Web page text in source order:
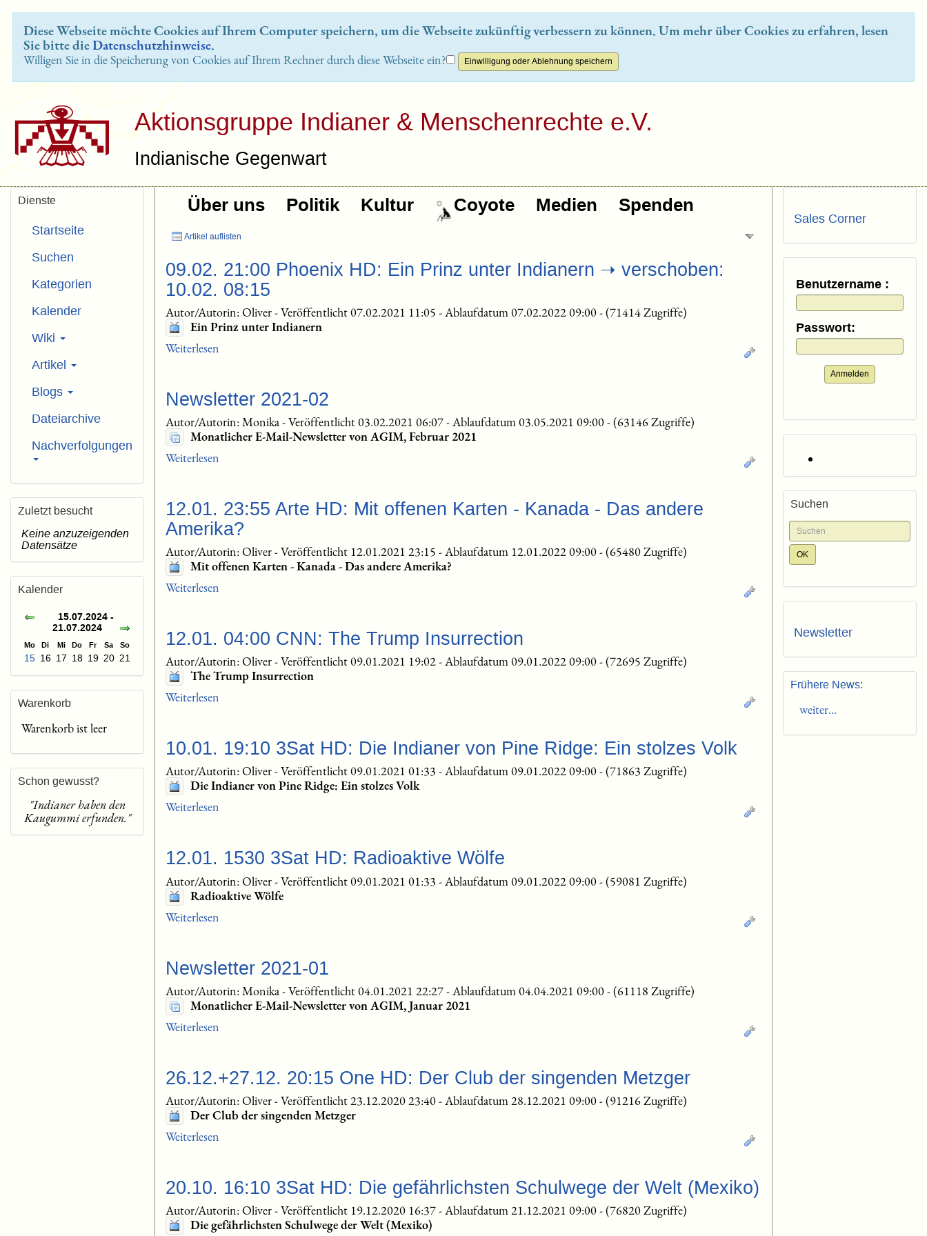
Diese Webseite möchte Cookies auf Ihrem Computer speichern, um die Webseite zukünftig verbessern zu können. Um mehr über Cookies zu erfahren, lesen
Sie bitte dieDatenschutzhinweise.
Willigen Sie in die Speicherung von Cookies auf Ihrem Rechner durch diese Webseite ein?
Aktionsgruppe Indianer & Menschenrechte e.V.
Indianische Gegenwart
Über uns Politik Kultur Coyote Medien Spenden
Artikel auflisten
09.02. 21:00 Phoenix HD: Ein Prinz unter Indianern ➝ verschoben:
10.02. 08:15
Autor/Autorin: Oliver-Veröffentlicht 07.02.2021 11:05 -Ablaufdatum 07.02.2022 09:00-(71414 Zugriffe)
Ein Prinz unter Indianern
Weiterlesen
Newsletter 2021-02
Autor/Autorin: Monika-Veröffentlicht 03.02.2021 06:07-Ablaufdatum 03.05.2021 09:00-(63146 Zugriffe)
Monatlicher E-Mail-Newsletter von AGIM, Februar 2021
Weiterlesen
12.01. 23:55 Arte HD: Mit offenen Karten - Kanada - Das andere
Amerika?
Autor/Autorin: Oliver-Veröffentlicht 12.01.2021 23:15 -Ablaufdatum 12.01.2022 09:00-(65480 Zugriffe)
Mit offenen Karten - Kanada - Das andere Amerika?
Weiterlesen
12.01. 04:00 CNN: The Trump Insurrection
Autor/Autorin: Oliver-Veröffentlicht 09.01.2021 19:02-Ablaufdatum 09.01.2022 09:00-(72695 Zugriffe)
The Trump Insurrection
Weiterlesen
10.01. 19:10 3Sat HD: Die Indianer von Pine Ridge: Ein stolzes Volk
Autor/Autorin: Oliver-Veröffentlicht 09.01.2021 01:33 -Ablaufdatum 09.01.2022 09:00-(71863 Zugriffe)
Die Indianer von Pine Ridge: Ein stolzes Volk
Weiterlesen
12.01. 1530 3Sat HD: Radioaktive Wölfe
Autor/Autorin: Oliver-Veröffentlicht 09.01.2021 01:33 - Ablaufdatum 09.01.2022 09:00-(59081 Zugriffe)
Radioaktive Wölfe
Weiterlesen
Newsletter 2021-01
Autor/Autorin: Monika-Veröffentlicht 04.01.2021 22:27-Ablaufdatum 04.04.2021 09:00-(61118 Zugriffe)
Monatlicher E-Mail-Newsletter von AGIM, Januar 2021
Weiterlesen
26.12.+27.12. 20:15 One HD: Der Club der singenden Metzger
Autor/Autorin: Oliver-Veröffentlicht 23.12.2020 23:40-Ablaufdatum 28.12.2021 09:00-(91216 Zugriffe)
Der Club der singenden Metzger
Weiterlesen
20.10. 16:10 3Sat HD: Die gefährlichsten Schulwege der Welt (Mexiko)
Autor/Autorin: Oliver-Veröffentlicht 19.12.2020 16:37-Ablaufdatum 21.12.2021 09:00-(76820 Zugriffe)
Die gefährlichsten Schulwege der Welt (Mexiko)
Dienste
Startseite
Suchen
Kategorien
Kalender
Wiki
Artikel
Blogs
Dateiarchive
Nachverfolgungen
Zuletzt besucht
Keine anzuzeigenden
Datensätze
Kalender
15.07.2024 -
21.07.2024
Mo Di Mi Do Fr Sa So
15 16 17 18 19 20 21
Warenkorb
Warenkorb ist leer
Schon gewusst?
"Indianer haben den
Kaugummi erfunden."
Sales Corner
Benutzername :
Passwort:
Anmelden
Suchen
Newsletter
Frühere News:
weiter...